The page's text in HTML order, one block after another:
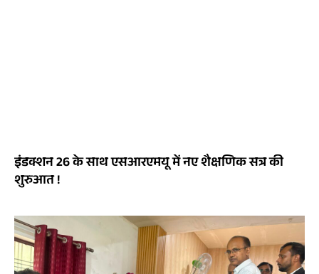
इंडक्शन 26 के साथ एसआरएमयू में नए शैक्षणिक सत्र की
शुरुआत !